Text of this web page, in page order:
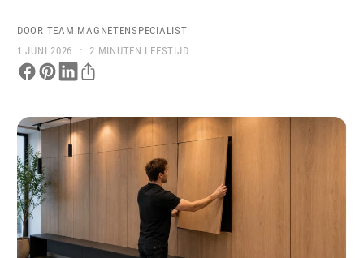
DOOR TEAM MAGNETENSPECIALIST
1 JUNI 2026
· 2 MINUTEN LEESTIJD